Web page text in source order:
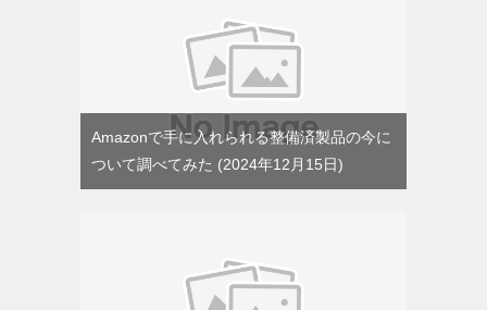
Amazonで手に入れられる整備済製品の今に
ついて調べてみた
2024年12月15日